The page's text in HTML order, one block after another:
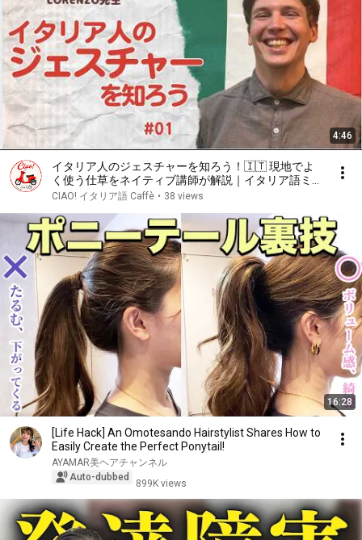
4:46
イタリア人のジェスチャーを知ろう！🇮🇹 現地でよ
く使う仕草をネイティブ講師が解説｜イタリア語ミニ
レッスン- Italian Lesson
CIAO! イタリア語 Caffè • 38 views
16:28
[Life Hack] An Omotesando Hairstylist Shares How to
Easily Create the Perfect Ponytail!
AYAMAR美ヘアチャンネル
Auto-dubbed
899K views